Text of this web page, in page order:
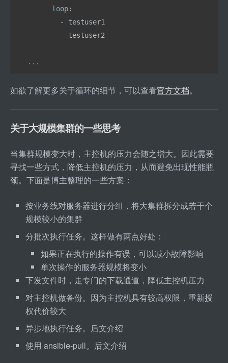
loop:
- testuser1
- testuser2
...
如欲了解更多关于循环的细节，可以查看官方文档。
关于大规模集群的一些思考
当集群规模变大时，主控机的压力会随之增大。因此需要
寻找一些方式，降低主控机的压力，从而避免出现性能瓶
颈。下面是博主整理的一些方案：
按业务线对服务器进行分组，将大集群拆分成若干个
规模较小的集群
分批次执行任务。这样做有两点好处：
如果正在执行的操作有误，可以减小故障影响
单次操作的服务器规模将变小
下发文件时，走专门的下载通道，降低主控机压力
对主控机做备份。因为主控机具有较高权限，重新授
权代价较大
异步地执行任务。后文介绍
使用 ansible-pull。后文介绍